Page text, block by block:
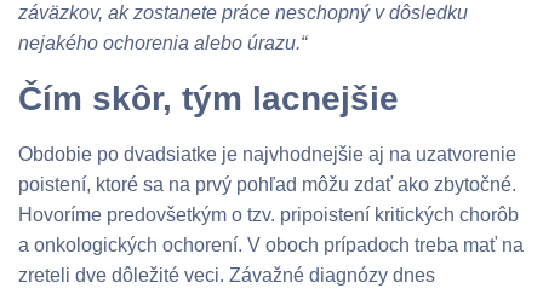
záväzkov, ak zostanete práce neschopný v dôsledku
nejakého ochorenia alebo úrazu.“
Čím skôr, tým lacnejšie
Obdobie po dvadsiatke je najvhodnejšie aj na uzatvorenie
poistení, ktoré sa na prvý pohľad môžu zdať ako zbytočné.
Hovoríme predovšetkým o tzv. pripoistení kritických chorôb
a onkologických ochorení. V oboch prípadoch treba mať na
zreteli dve dôležité veci. Závažné diagnózy dnes